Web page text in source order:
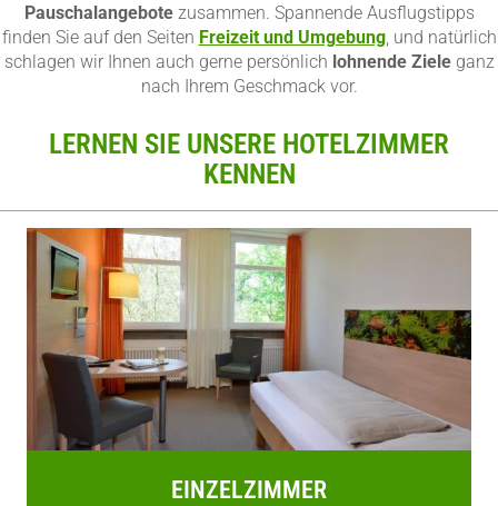
Pauschalangebotezusammen. Spannende Ausflugstipps
finden Sie auf den Seiten Freizeit und Umgebung, und natürlich
schlagen wir Ihnen auch gerne persönlich lohnende Zieleganz
nach Ihrem Geschmack vor.
LERNEN SIE UNSERE HOTELZIMMER
KENNEN
EINZELZIMMER